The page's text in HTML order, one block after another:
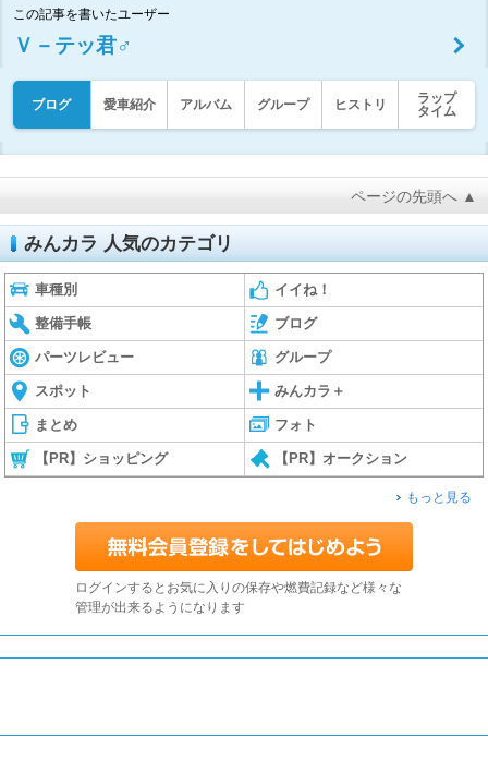
この記事を書いたユーザー
Ｖ－テッ君♂
ブログ 愛車紹介 アルバム グループ ヒストリ
ラップ
タイム
ページの先頭へ ▲
みんカラ 人気のカテゴリ
車種別 イイね！
整備手帳 ブログ
パーツレビュー グループ
スポット みんカラ＋
まとめ フォト
【PR】ショッピング 【PR】オークション
もっと見る
ログインするとお気に入りの保存や燃費記録など様々な
管理が出来るようになります